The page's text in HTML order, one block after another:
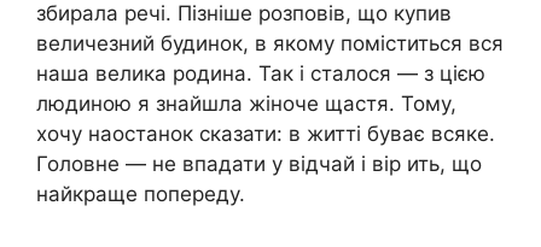
збирала речі. Пізніше розповів, що купив
величезний будинок, в якому поміститься вся
наша велика родина. Так і сталося — з цією
людиною я знайшла жіноче щастя. Тому,
хочу наостанок сказати: в житті буває всяке.
Головне — не впадати у відчай і вір ить, що
найкраще попереду.